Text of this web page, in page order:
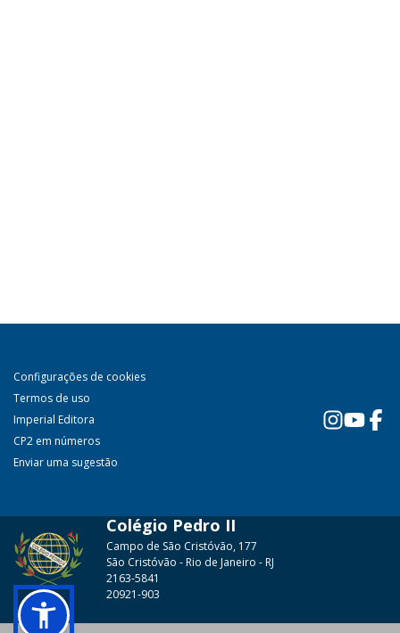
Configurações de cookies
Termos de uso
Imperial Editora
CP2 em números
Enviar uma sugestão
Colégio Pedro II
Campo de São Cristóvão, 177
São Cristóvão - Rio de Janeiro - RJ
2163-5841
20921-903